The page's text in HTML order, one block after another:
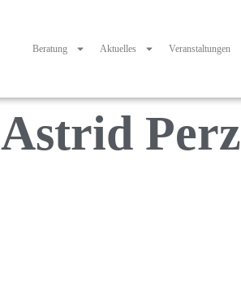
Beratung Aktuelles Veranstaltungen
Astrid Perz